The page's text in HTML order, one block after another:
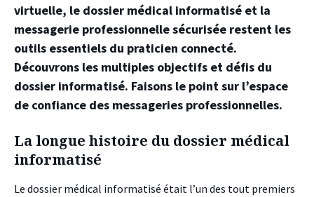
virtuelle, le dossier médical informatisé et la
messagerie professionnelle sécurisée restent les
outils essentiels du praticien connecté.
Découvrons les multiples objectifs et défis du
dossier informatisé. Faisons le point sur l’espace
de confiance des messageries professionnelles.
La longue histoire du dossier médical
informatisé
Le dossier médical informatisé était l’un des tout premiers